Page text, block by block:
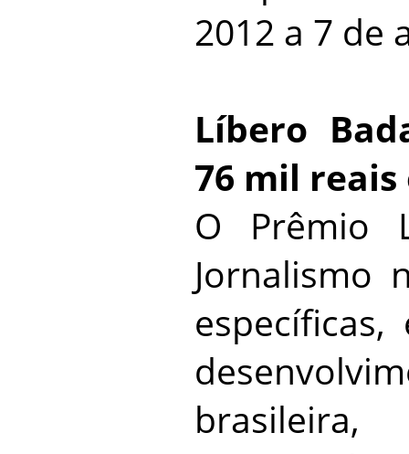
2012 a 7 de
Líbero
76 mil reais
O Prêmio
Jornalismo